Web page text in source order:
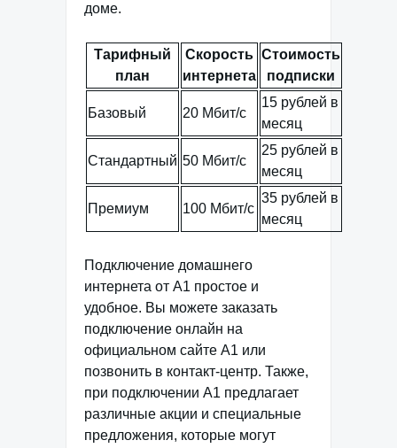
доме.
Тарифный
план
Скорость
интернета
Стоимость
подписки
Базовый 20 Мбит/с
15 рублей в
месяц
Стандартный 50 Мбит/с
25 рублей в
месяц
Премиум 100 Мбит/с
35 рублей в
месяц
Подключение домашнего
интернета от А1 простое и
удобное. Вы можете заказать
подключение онлайн на
официальном сайте А1 или
позвонить в контакт-центр. Также,
при подключении А1 предлагает
различные акции и специальные
предложения, которые могут